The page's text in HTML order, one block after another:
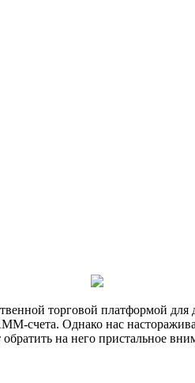
торговой платформой
счета. Однако нас
на него пристальное